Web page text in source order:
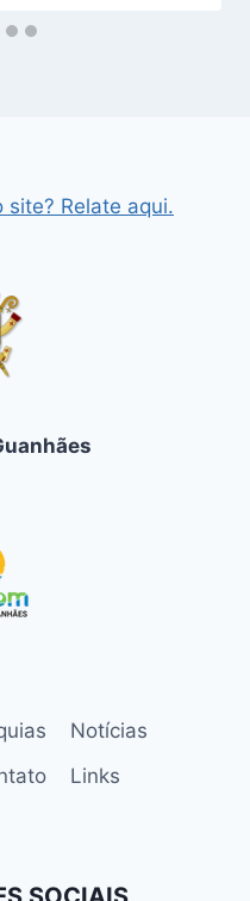
site? Relate aqui.
Notícias
Links